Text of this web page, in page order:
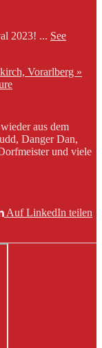
2023! ... See
Vorarlberg »
aus dem
Danger Dan,
und viele
Auf LinkedIn teilen